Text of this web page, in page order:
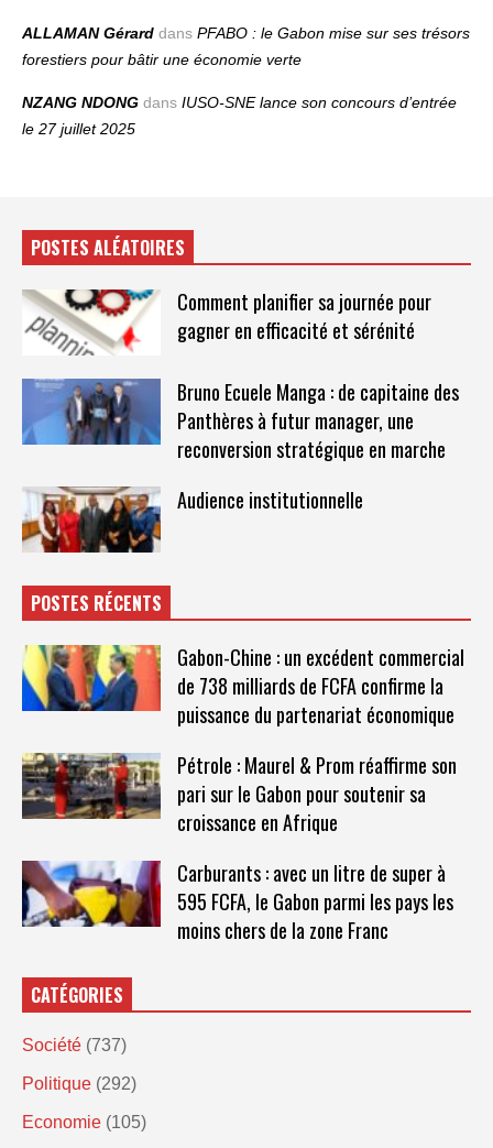
ALLAMAN Gérard dans PFABO : le Gabon mise sur ses trésors
forestiers pour bâtir une économie verte
NZANG NDONG dans IUSO‑SNE lance son concours d’entrée
le 27 juillet 2025
POSTES ALÉATOIRES
Comment planifier sa journée pour
gagner en efficacité et sérénité
Bruno Ecuele Manga : de capitaine des
Panthères à futur manager, une
reconversion stratégique en marche
Audience institutionnelle
POSTES RÉCENTS
Gabon-Chine : un excédent commercial
de 738 milliards de FCFA confirme la
puissance du partenariat économique
Pétrole : Maurel & Prom réaffirme son
pari sur le Gabon pour soutenir sa
croissance en Afrique
Carburants : avec un litre de super à
595 FCFA, le Gabon parmi les pays les
moins chers de la zone Franc
CATÉGORIES
Société (737)
Politique (292)
Economie (105)